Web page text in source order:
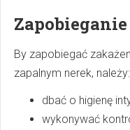
Zapobieganie
By zapobiegać
zapalnym nerek, należy:
dbać o higienę
wykonywać